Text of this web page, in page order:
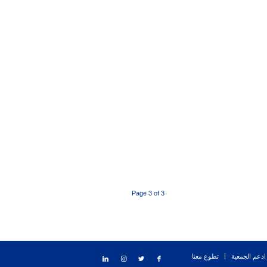
Page 3 of 3
ادعم الجمعية تطوع معنا